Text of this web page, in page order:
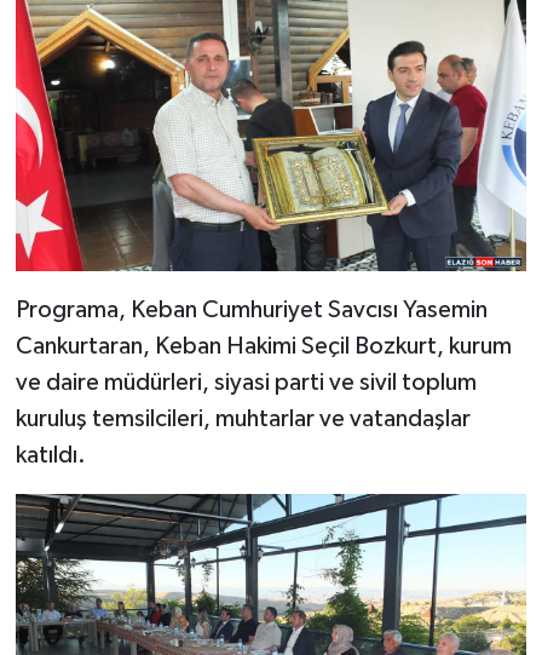
Programa, Keban Cumhuriyet Savcısı Yasemin
Cankurtaran, Keban Hakimi Seçil Bozkurt, kurum
ve daire müdürleri, siyasi parti ve sivil toplum
kuruluş temsilcileri, muhtarlar ve vatandaşlar
katıldı.